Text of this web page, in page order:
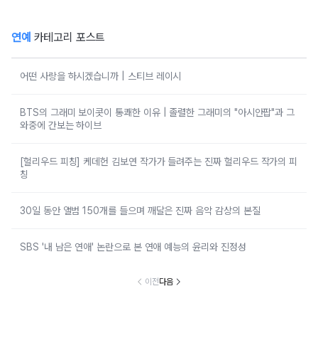
연예 카테고리 포스트
어떤 사랑을 하시겠습니까 | 스티브 레이시
BTS의 그래미 보이콧이 통쾌한 이유 | 졸렬한 그래미의 "아시안팝"과 그
와중에 간보는 하이브
[헐리우드 피칭] 케데헌 김보연 작가가 들려주는 진짜 헐리우드 작가의 피
칭
30일 동안 앨범 150개를 들으며 깨달은 진짜 음악 감상의 본질
SBS '내 남은 연애' 논란으로 본 연애 예능의 윤리와 진정성
이전다음